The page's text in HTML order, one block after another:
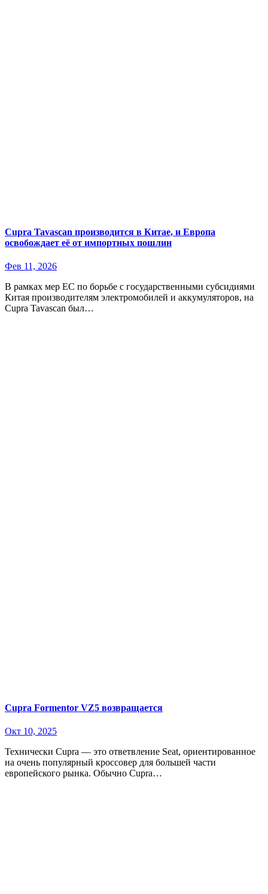
Cupra Tavascan производится в Китае, и Европа
освобождает её от импортных пошлин
Фев 11, 2026
В рамках мер ЕС по борьбе с государственными субсидиями
Китая производителям электромобилей и аккумуляторов, на
Cupra Tavascan был…
Cupra Formentor VZ5 возвращается
Окт 10, 2025
Технически Cupra — это ответвление Seat, ориентированное
на очень популярный кроссовер для большей части
европейского рынка. Обычно Cupra…